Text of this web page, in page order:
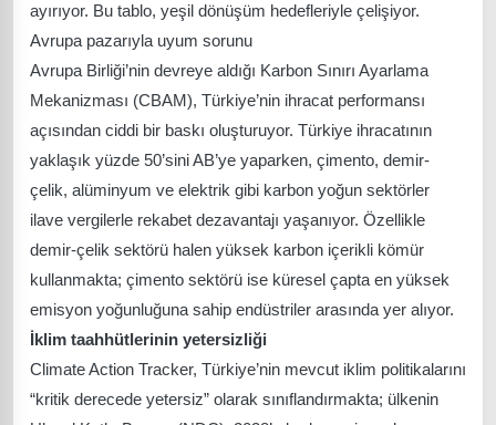
ayırıyor. Bu tablo, yeşil dönüşüm hedefleriyle çelişiyor.
Avrupa pazarıyla uyum sorunu
Avrupa Birliği’nin devreye aldığı Karbon Sınırı Ayarlama
Mekanizması (CBAM), Türkiye’nin ihracat performansı
açısından ciddi bir baskı oluşturuyor. Türkiye ihracatının
yaklaşık yüzde 50’sini AB’ye yaparken, çimento, demir-
çelik, alüminyum ve elektrik gibi karbon yoğun sektörler
ilave vergilerle rekabet dezavantajı yaşanıyor. Özellikle
demir-çelik sektörü halen yüksek karbon içerikli kömür
kullanmakta; çimento sektörü ise küresel çapta en yüksek
emisyon yoğunluğuna sahip endüstriler arasında yer alıyor.
İklim taahhütlerinin yetersizliği
Climate Action Tracker, Türkiye’nin mevcut iklim politikalarını
“kritik derecede yetersiz” olarak sınıflandırmakta; ülkenin